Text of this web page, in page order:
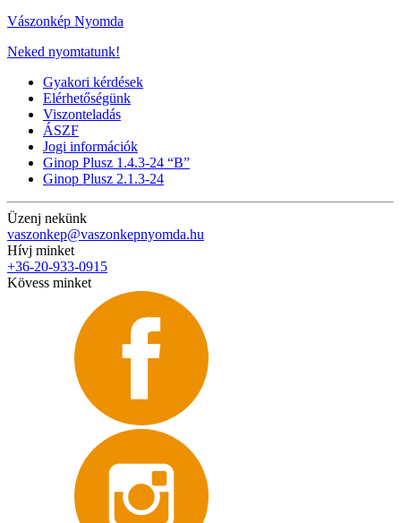
Vászonkép Nyomda
Neked nyomtatunk!
Gyakori kérdések
Elérhetőségünk
Viszonteladás
ÁSZF
Jogi információk
Ginop Plusz 1.4.3-24 “B”
Ginop Plusz 2.1.3-24
Üzenj nekünk
vaszonkep@vaszonkepnyomda.hu
Hívj minket
+36-20-933-0915
Kövess minket